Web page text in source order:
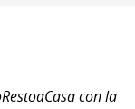
con la